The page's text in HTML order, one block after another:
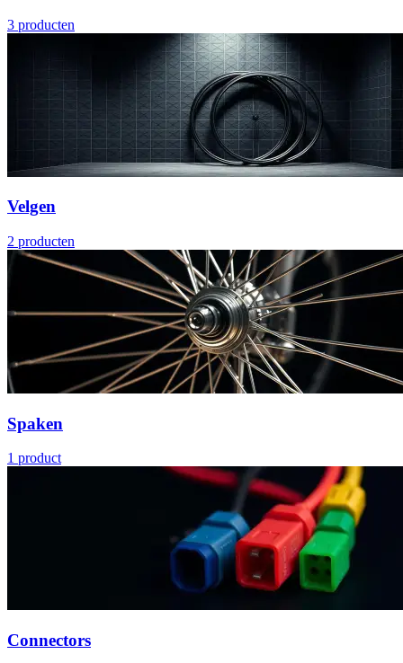
3 producten
Velgen
2 producten
Spaken
1 product
Connectors